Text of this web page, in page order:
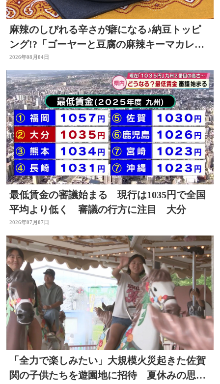
麻辣のしびれる辛さが癖になる♪納豆トッピ
ング!?「ゴーヤーと豆腐の麻辣キーマカレ
ー」～開店！キッチン別府ちゃん～
2026年08月04日
最低賃金の審議始まる 現行は1035円で全国
平均より低く 審議の行方に注目 大分
2026年07月07日
「全力で楽しみたい」大規模火災起きた佐賀
関の子供たちを遊園地に招待 夏休みの思い